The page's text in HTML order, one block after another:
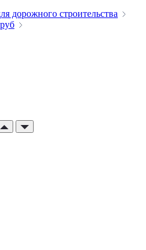
дорожного строительства